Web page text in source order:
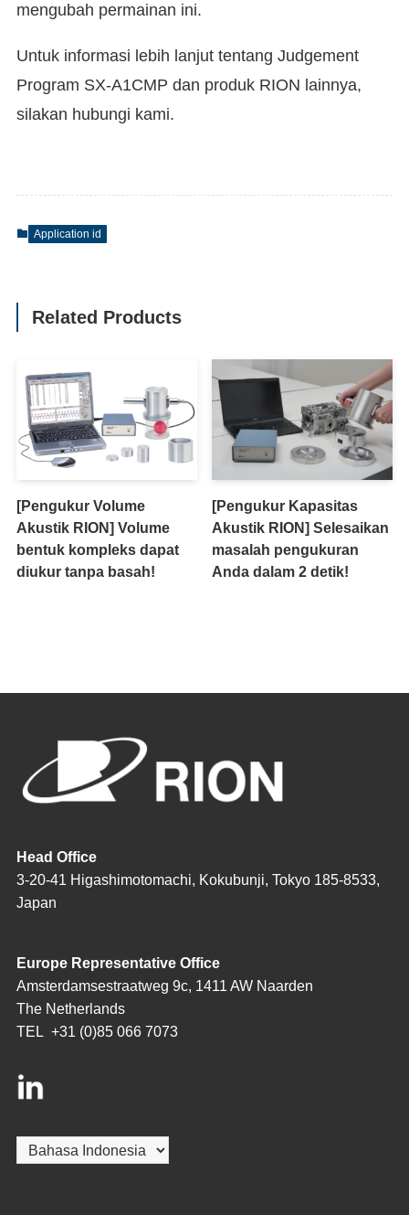
mengubah permainan ini.
Untuk informasi lebih lanjut tentang Judgement
Program SX-A1CMP dan produk RION lainnya,
silakan hubungi kami.
Application id
Related Products
[Pengukur Volume
Akustik RION] Volume
bentuk kompleks dapat
diukur tanpa basah!
[Pengukur Kapasitas
Akustik RION] Selesaikan
masalah pengukuran
Anda dalam 2 detik!
Head Office
3-20-41 Higashimotomachi, Kokubunji, Tokyo 185-8533,
Japan
Europe Representative Office
Amsterdamsestraatweg 9c, 1411 AW Naarden
The Netherlands
TEL +31 (0)85 066 7073
Pilih
sebuah